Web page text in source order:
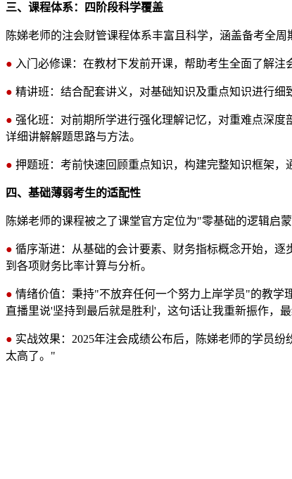
三、课程体系：四阶段科学覆盖
陈娣老师的注会财管课程体系丰富且科学，涵盖备考全周
● 入门必修课：在教材下发前开课，帮助考生全面了解
● 精讲班：结合配套讲义，对基础知识及重点知识进行
● 强化班：对前期所学进行强化理解记忆，对重难点深
详细讲解解题思路与方法。
● 押题班：考前快速回顾重点知识，构建完整知识框架，
四、基础薄弱考生的适配性
陈娣老师的课程被之了课堂官方定位为"零基础的逻辑启
● 循序渐进：从基础的会计要素、财务指标概念开始，
到各项财务比率计算与分析。
● 情绪价值：秉持"不放弃任何一个努力上岸学员"的教学
直播里说'坚持到最后就是胜利'，这句话让我重新振作，
● 实战效果：2025年注会成绩公布后，陈娣老师的学员
太高了。"